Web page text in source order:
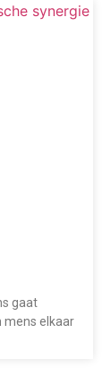
gaat
mens elkaar